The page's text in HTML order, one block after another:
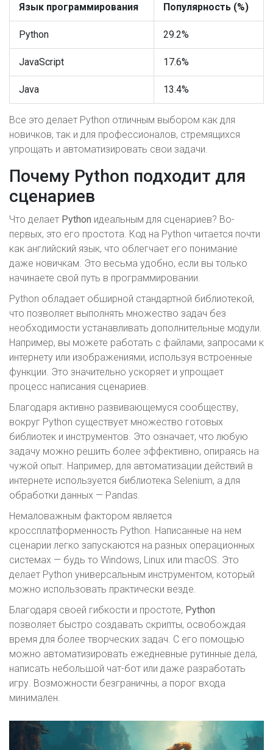
Язык программирования Популярность (%)
Python 29.2%
JavaScript 17.6%
Java 13.4%
Все это делает Python отличным выбором как для
новичков, так и для профессионалов, стремящихся
упрощать и автоматизировать свои задачи.
Почему Python подходит для
сценариев
Что делает Python идеальным для сценариев? Во-
первых, это его простота. Код на Python читается почти
как английский язык, что облегчает его понимание
даже новичкам. Это весьма удобно, если вы только
начинаете свой путь в программировании.
Python обладает обширной стандартной библиотекой,
что позволяет выполнять множество задач без
необходимости устанавливать дополнительные модули.
Например, вы можете работать с файлами, запросами к
интернету или изображениями, используя встроенные
функции. Это значительно ускоряет и упрощает
процесс написания сценариев.
Благодаря активно развивающемуся сообществу,
вокруг Python существует множество готовых
библиотек и инструментов. Это означает, что любую
задачу можно решить более эффективно, опираясь на
чужой опыт. Например, для автоматизации действий в
интернете используется библиотека Selenium, а для
обработки данных — Pandas.
Немаловажным фактором является
кроссплатформенность Python. Написанные на нем
сценарии легко запускаются на разных операционных
системах — будь то Windows, Linux или macOS. Это
делает Python универсальным инструментом, который
можно использовать практически везде.
Благодаря своей гибкости и простоте, Python
позволяет быстро создавать скрипты, освобождая
время для более творческих задач. С его помощью
можно автоматизировать ежедневные рутинные дела,
написать небольшой чат-бот или даже разработать
игру. Возможности безграничны, а порог входа
минимален.